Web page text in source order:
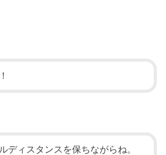
ディスタンスを保ちながらね。